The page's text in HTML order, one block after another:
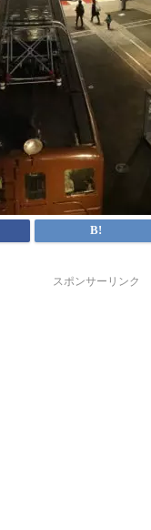
スポンサーリンク